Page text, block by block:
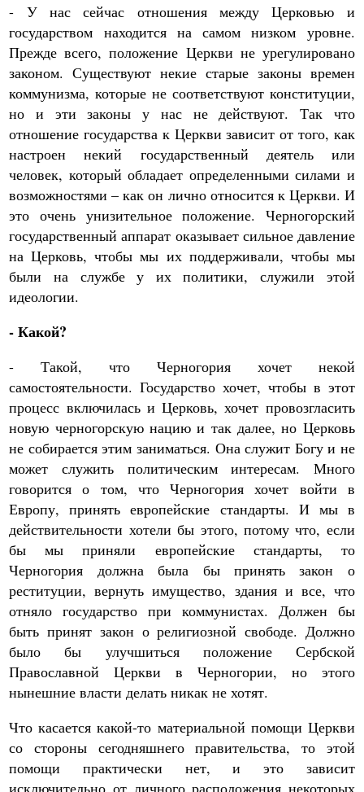
- У нас сейчас отношения между Церковью и
государством находится на самом низком уровне.
Прежде всего, положение Церкви не урегулировано
законом. Существуют некие старые законы времен
коммунизма, которые не соответствуют конституции,
но и эти законы у нас не действуют. Так что
отношение государства к Церкви зависит от того, как
настроен некий государственный деятель или
человек, который обладает определенными силами и
возможностями – как он лично относится к Церкви. И
это очень унизительное положение. Черногорский
государственный аппарат оказывает сильное давление
на Церковь, чтобы мы их поддерживали, чтобы мы
были на службе у их политики, служили этой
идеологии.
- Какой?
- Такой, что Черногория хочет некой
самостоятельности. Государство хочет, чтобы в этот
процесс включилась и Церковь, хочет провозгласить
новую черногорскую нацию и так далее, но Церковь
не собирается этим заниматься. Она служит Богу и не
может служить политическим интересам. Много
говорится о том, что Черногория хочет войти в
Европу, принять европейские стандарты. И мы в
действительности хотели бы этого, потому что, если
бы мы приняли европейские стандарты, то
Черногория должна была бы принять закон о
реституции, вернуть имущество, здания и все, что
отняло государство при коммунистах. Должен бы
быть принят закон о религиозной свободе. Должно
было бы улучшиться положение Сербской
Православной Церкви в Черногории, но этого
нынешние власти делать никак не хотят.
Что касается какой-то материальной помощи Церкви
со стороны сегодняшнего правительства, то этой
помощи практически нет, и это зависит
исключительно от личного расположения некоторых